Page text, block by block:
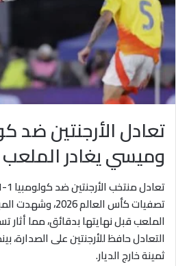
وميسي يغادر الملعب
تصفيات كأس العالم
الملعب قبل نهايتها بدقائق، مما أثار
التعادل حافظ للأرجنتين على الصدارة،
ثمينة خارج الديار.